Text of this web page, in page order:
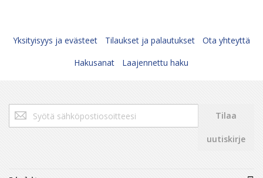
Yksityisyys ja evästeet Tilaukset ja palautukset
Ota yhteyttä
Hakusanat
Laajennettu haku
Tilaa
uutiskirjeemme:
Tilaa
uutiskirje